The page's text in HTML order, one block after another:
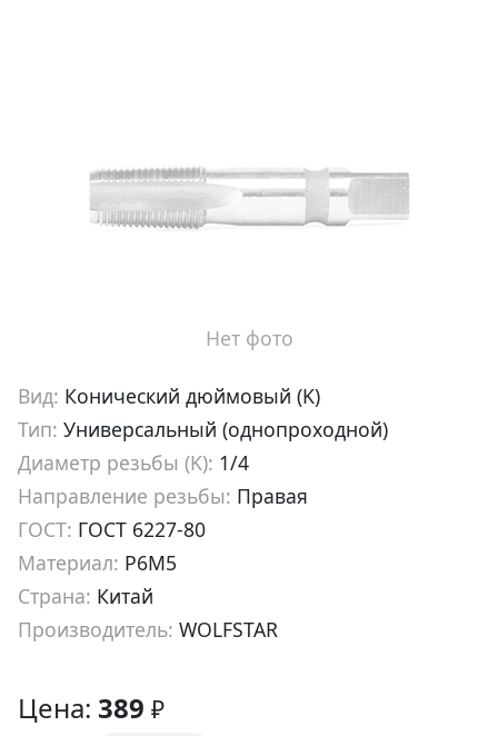
Нет фото
Вид: Конический дюймовый (K)
Тип: Универсальный (однопроходной)
Диаметр резьбы (K): 1/4
Направление резьбы: Правая
ГОСТ: ГОСТ 6227-80
Материал: Р6М5
Страна: Китай
Производитель: WOLFSTAR
Цена: 389 ₽